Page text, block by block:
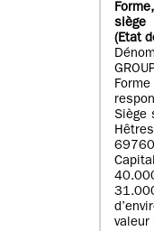
siège
(Etat
Siège
valeur